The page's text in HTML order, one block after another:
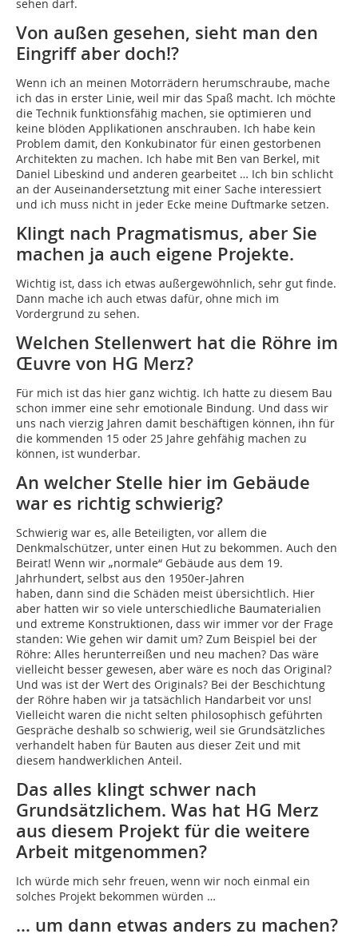
sehen darf.
Von außen gesehen, sieht man den
Eingriff aber doch!?
Wenn ich an meinen Motorrädern herumschraube, mache
ich das in erster Linie, weil mir das Spaß macht. Ich möchte
die Technik funktionsfähig machen, sie optimieren und
keine blöden Applikationen anschrauben. Ich habe kein
Problem damit, den Konkubinator für einen gestorbenen
Architekten zu machen. Ich habe mit Ben van Berkel, mit
Daniel Libeskind und anderen gearbeitet … Ich bin schlicht
an der Auseinandersetztung mit einer Sache interessiert
und ich muss nicht in jeder Ecke meine Duftmarke setzen.
Klingt nach Pragmatismus, aber Sie
machen ja auch eigene Projekte.
Wichtig ist, dass ich etwas außergewöhnlich, sehr gut finde.
Dann mache ich auch etwas dafür, ohne mich im
Vordergrund zu sehen.
Welchen Stellenwert hat die Röhre im
Œuvre von HG Merz?
Für mich ist das hier ganz wichtig. Ich hatte zu diesem Bau
schon immer eine sehr emotionale Bindung. Und dass wir
uns nach vierzig Jahren damit beschäftigen können, ihn für
die kommenden 15 oder 25 Jahre gehfähig machen zu
können, ist wunderbar.
An welcher Stelle hier im Gebäude
war es richtig schwierig?
Schwierig war es, alle Beteiligten, vor allem die
Denkmalschützer, unter einen Hut zu bekommen. Auch den
Beirat! Wenn wir „normale“ Gebäude aus dem 19.
Jahrhundert, selbst aus den 1950er-Jahren
haben, dann sind die Schäden meist übersichtlich. Hier
aber hatten wir so viele unterschiedliche Baumaterialien
und extreme Konstruktionen, dass wir immer vor der Frage
standen: Wie gehen wir damit um? Zum Beispiel bei der
Röhre: Alles herunterreißen und neu machen? Das wäre
vielleicht besser gewesen, aber wäre es noch das Original?
Und was ist der Wert des Originals? Bei der Beschichtung
der Röhre haben wir ja tatsächlich Handarbeit vor uns!
Vielleicht waren die nicht selten philosophisch geführten
Gespräche deshalb so schwierig, weil sie Grundsätzliches
verhandelt haben für Bauten aus dieser Zeit und mit
diesem handwerklichen Anteil.
Das alles klingt schwer nach
Grundsätzlichem. Was hat HG Merz
aus diesem Projekt für die weitere
Arbeit mitgenommen?
Ich würde mich sehr freuen, wenn wir noch einmal ein
solches Projekt bekommen würden …
… um dann etwas anders zu machen?